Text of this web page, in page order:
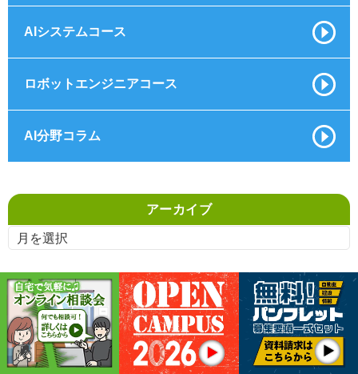
AIシステムコース
ロボットエンジニアコース
AI分野コラム
アーカイブ
〒672-8001 兵庫県姫路市兼田383-22